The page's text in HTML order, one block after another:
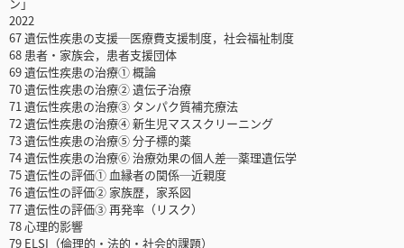
2022
67 遺伝性疾患の支援─医療費支援制度，社会福祉制度
68 患者・家族会，患者支援団体
69 遺伝性疾患の治療① 概論
70 遺伝性疾患の治療② 遺伝子治療
71 遺伝性疾患の治療③ タンパク質補充療法
72 遺伝性疾患の治療④ 新生児マススクリーニング
73 遺伝性疾患の治療⑤ 分子標的薬
74 遺伝性疾患の治療⑥ 治療効果の個人差─薬理遺伝学
75 遺伝性の評価① 血縁者の関係─近親度
76 遺伝性の評価② 家族歴，家系図
77 遺伝性の評価③ 再発率（リスク）
78 心理的影響
79 ELSI（倫理的・法的・社会的課題）